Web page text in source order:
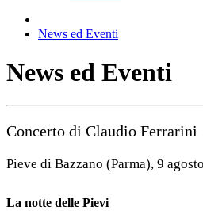
News ed Eventi
News ed Eventi
Concerto di Claudio Ferrarini
Pieve di Bazzano (Parma), 9
La notte delle Pievi